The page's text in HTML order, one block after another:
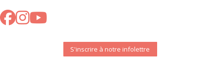
S'inscrire à notre infolettre